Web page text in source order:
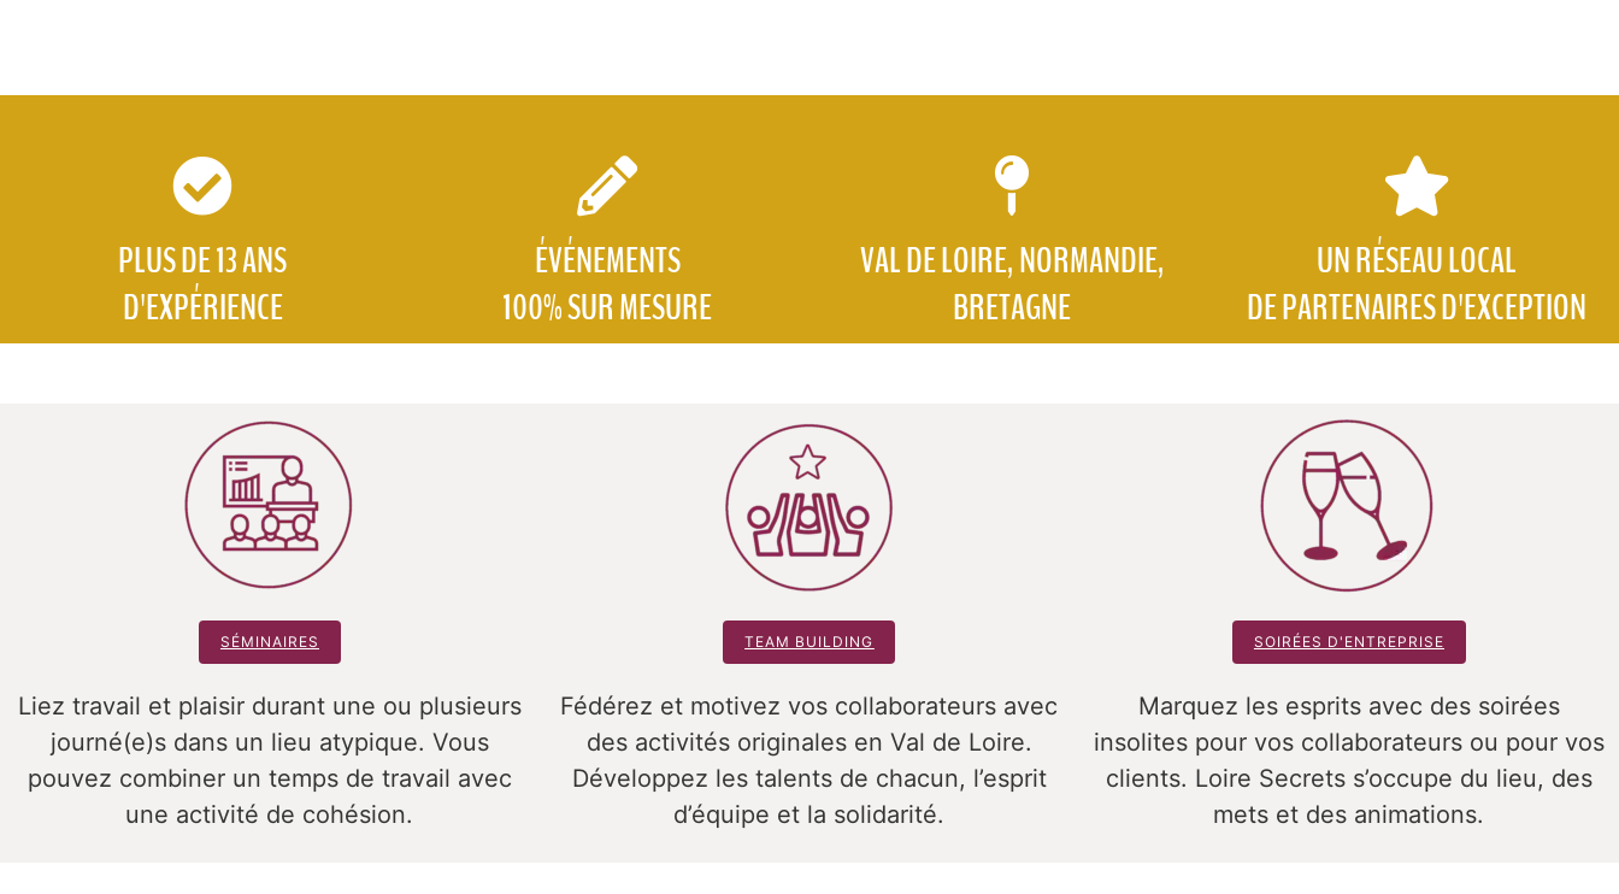
PLUS DE 13 ANS
D'EXPÉRIENCE
ÉVÉNEMENTS
100% SUR MESURE
VAL DE LOIRE, NORMANDIE,
BRETAGNE
UN RÉSEAU LOCAL
DE PARTENAIRES D'EXCEPTION
SÉMINAIRES
Liez travail et plaisir durant une ou plusieurs
journé(e)s dans un lieu atypique. Vous
pouvez combiner un temps de travail avec
une activité de cohésion.
TEAM BUILDING
Fédérez et motivez vos collaborateurs avec
des activités originales en Val de Loire.
Développez les talents de chacun, l’esprit
d’équipe et la solidarité.
SOIRÉES D'ENTREPRISE
Marquez les esprits avec des soirées
insolites pour vos collaborateurs ou pour vos
clients. Loire Secrets s’occupe du lieu, des
mets et des animations.